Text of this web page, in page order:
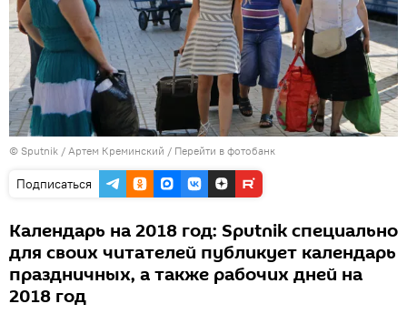
© Sputnik / Артем Креминский / Перейти в фотобанк
Подписаться
Календарь на 2018 год: Sputnik специально
для своих читателей публикует календарь
праздничных, а также рабочих дней на
2018 год